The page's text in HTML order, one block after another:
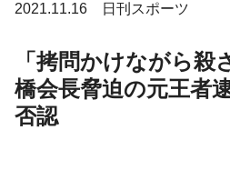
2021.11.16 日刊スポーツ
「拷問かけながら殺
橋会長脅迫の元王者
否認